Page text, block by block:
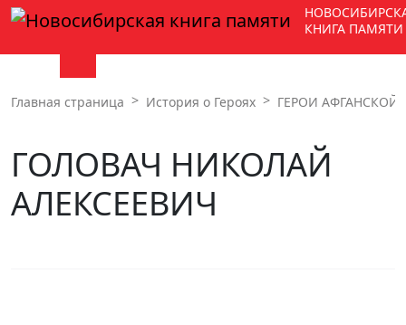
КНИГА ПАМЯТИ
Главная страница История о Героях ГЕРОИ АФГАНСКОЙ
ГОЛОВАЧ НИКОЛАЙ
АЛЕКСЕЕВИЧ